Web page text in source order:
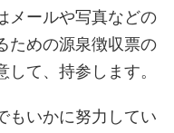
メールや写真などの
ための源泉徴収票の
て、持参します。
もいかに努力してい